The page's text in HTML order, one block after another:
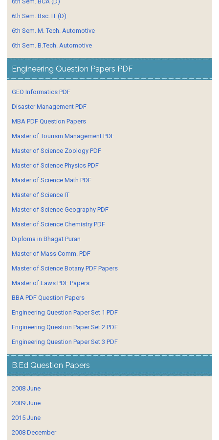
6th Sem. Bsc. IT (D)
6th Sem. M. Tech. Automotive
6th Sem. B.Tech. Automotive
Engineering Question Papers PDF
GEO Informatics PDF
Disaster Management PDF
MBA PDF Question Papers
Master of Tourism Management PDF
Master of Science Zoology PDF
Master of Science Physics PDF
Master of Science Math PDF
Master of Science IT
Master of Science Geography PDF
Master of Science Chemistry PDF
Diploma in Bhagat Puran
Master of Mass Comm. PDF
Master of Science Botany PDF Papers
Master of Laws PDF Papers
BBA PDF Question Papers
Engineering Question Paper Set 1 PDF
Engineering Question Paper Set 2 PDF
Engineering Question Paper Set 3 PDF
B.Ed Question Papers
2008 June
2009 June
2015 June
2008 December